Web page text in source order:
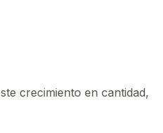
crecimiento en cantidad,